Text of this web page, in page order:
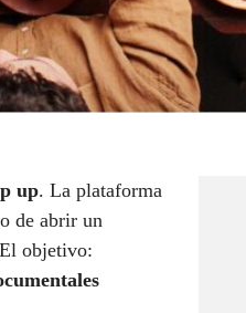
up. La plataforma
de abrir un
objetivo: